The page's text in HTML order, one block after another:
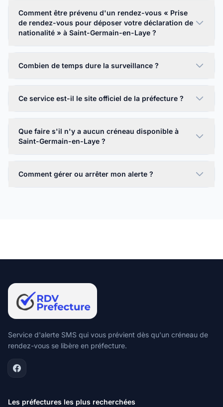
Comment être prévenu d'un rendez-vous « Prise
de rendez-vous pour déposer votre déclaration de
nationalité » à Saint-Germain-en-Laye ?
Combien de temps dure la surveillance ?
Ce service est-il le site officiel de la préfecture ?
Que faire s'il n'y a aucun créneau disponible à
Saint-Germain-en-Laye ?
Comment gérer ou arrêter mon alerte ?
Service d'alerte SMS qui vous prévient dès qu'un créneau de
rendez-vous se libère en préfecture.
Les préfectures les plus recherchées